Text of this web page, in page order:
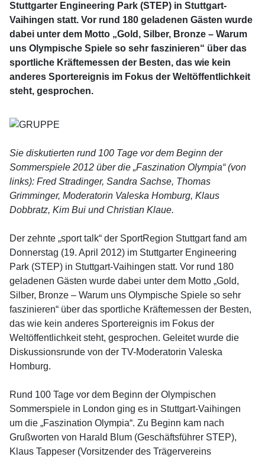
Stuttgarter Engineering Park (STEP) in Stuttgart-
Vaihingen statt. Vor rund 180 geladenen Gästen wurde
dabei unter dem Motto „Gold, Silber, Bronze – Warum
uns Olympische Spiele so sehr faszinieren“ über das
sportliche Kräftemessen der Besten, das wie kein
anderes Sportereignis im Fokus der Weltöffentlichkeit
steht, gesprochen.
Sie diskutierten rund 100 Tage vor dem Beginn der
Sommerspiele 2012 über die „Faszination Olympia“ (von
links): Fred Stradinger, Sandra Sachse, Thomas
Grimminger, Moderatorin Valeska Homburg, Klaus
Dobbratz, Kim Bui und Christian Klaue.
Der zehnte „sport talk“ der SportRegion Stuttgart fand am
Donnerstag (19. April 2012) im Stuttgarter Engineering
Park (STEP) in Stuttgart-Vaihingen statt. Vor rund 180
geladenen Gästen wurde dabei unter dem Motto „Gold,
Silber, Bronze – Warum uns Olympische Spiele so sehr
faszinieren“ über das sportliche Kräftemessen der Besten,
das wie kein anderes Sportereignis im Fokus der
Weltöffentlichkeit steht, gesprochen. Geleitet wurde die
Diskussionsrunde von der TV-Moderatorin Valeska
Homburg.
Rund 100 Tage vor dem Beginn der Olympischen
Sommerspiele in London ging es in Stuttgart-Vaihingen
um die „Faszination Olympia“. Zu Beginn kam nach
Grußworten von Harald Blum (Geschäftsführer STEP),
Klaus Tappeser (Vorsitzender des Trägervereins